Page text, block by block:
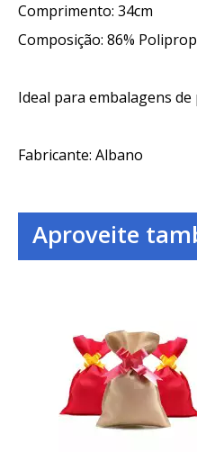
Comprimento: 34cm
Composição: 86%
Ideal para embalagens
Fabricante: Albano
Aproveite